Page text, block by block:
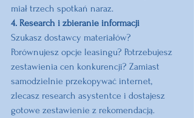
miał trzech spotkań naraz.
4. Research i zbieranie informacji
Szukasz dostawcy materiałów?
Porównujesz opcje leasingu? Potrzebujesz
zestawienia cen konkurencji? Zamiast
samodzielnie przekopywać internet,
zlecasz research asystentce i dostajesz
gotowe zestawienie z rekomendacją.